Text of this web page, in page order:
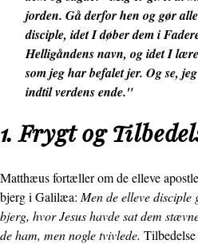
jorden. Gå derfor hen og gør
disciple, idet I døber dem i
Helligåndens navn, og idet I
som jeg har befalet jer. Og se,
indtil verdens ende."
1. Frygt og
Matthæus fortæller om de elleve
bjerg i Galilæa: Men de elleve
bjerg, hvor Jesus havde sat dem
de ham, men nogle tvivlede.